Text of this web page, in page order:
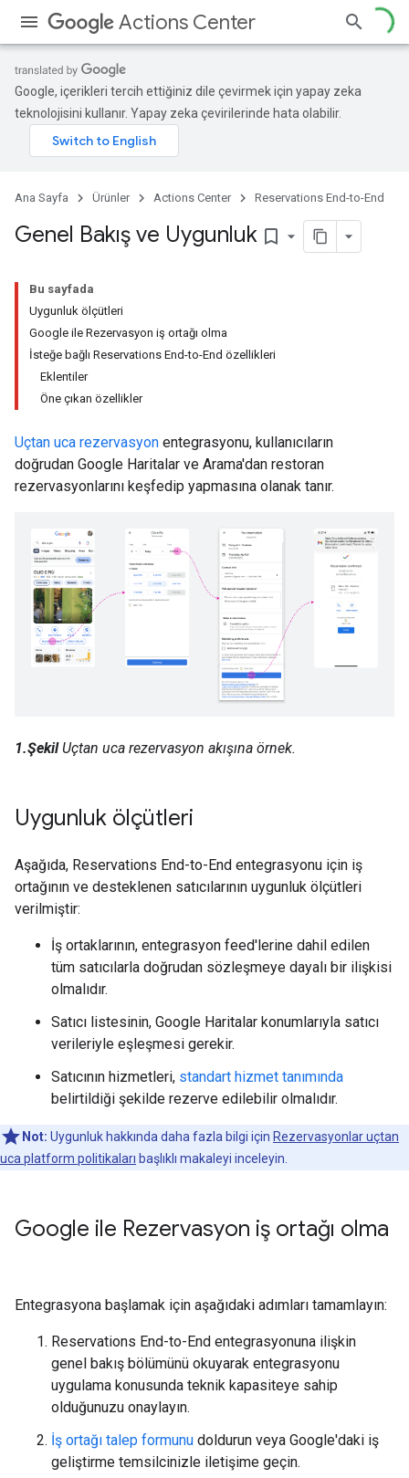
Actions Center
Google, içerikleri tercih ettiğiniz dile çevirmek için yapay zeka
teknolojisini kullanır. Yapay zeka çevirilerinde hata olabilir.
Ana Sayfa Ürünler Actions Center Reservations End-to-End
Genel Bakış ve Uygunluk bookmark_border
Bu sayfada
Uygunluk ölçütleri
Google ile Rezervasyon iş ortağı olma
İsteğe bağlı Reservations End-to-End özellikleri
Eklentiler
Öne çıkan özellikler
Uçtan uca rezervasyon entegrasyonu, kullanıcıların
doğrudan Google Haritalar ve Arama'dan restoran
rezervasyonlarını keşfedip yapmasına olanak tanır.
1.Şekil Uçtan uca rezervasyon akışına örnek.
Uygunluk ölçütleri
Aşağıda, Reservations End-to-End entegrasyonu için iş
ortağının ve desteklenen satıcılarının uygunluk ölçütleri
verilmiştir:
İş ortaklarının, entegrasyon feed'lerine dahil edilen
tüm satıcılarla doğrudan sözleşmeye dayalı bir ilişkisi
olmalıdır.
Satıcı listesinin, Google Haritalar konumlarıyla satıcı
verileriyle eşleşmesi gerekir.
Satıcının hizmetleri, standart hizmet tanımında
belirtildiği şekilde rezerve edilebilir olmalıdır.
Not: Uygunluk hakkında daha fazla bilgi için Rezervasyonlar uçtan
uca platform politikaları başlıklı makaleyi inceleyin.
Google ile Rezervasyon iş ortağı olma
Entegrasyona başlamak için aşağıdaki adımları tamamlayın:
Reservations End-to-End entegrasyonuna ilişkin
genel bakış bölümünü okuyarak entegrasyonu
uygulama konusunda teknik kapasiteye sahip
olduğunuzu onaylayın.
İş ortağı talep formunu doldurun veya Google'daki iş
geliştirme temsilcinizle iletişime geçin.